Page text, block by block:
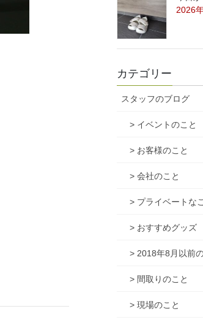
2026
カテゴリー
スタッフのブログ
> イベントのこと
> お客様のこと
> 会社のこと
> プライベートな
> おすすめグッズ
> 2018年8月以前
> 間取りのこと
> 現場のこと